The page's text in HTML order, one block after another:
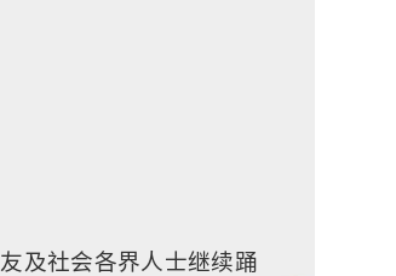
及社会各界人士继续踊